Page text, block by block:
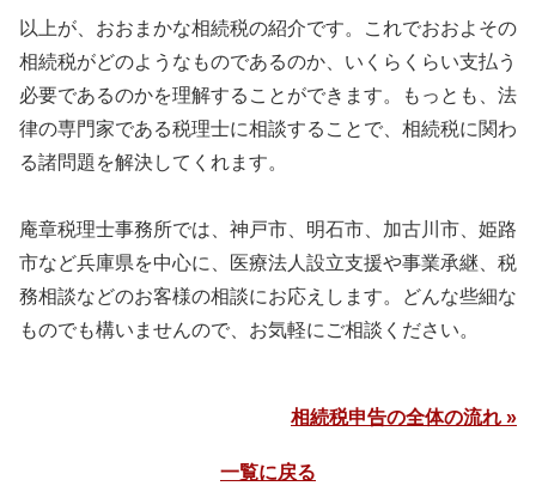
以上が、おおまかな相続税の紹介です。これでおおよその
相続税がどのようなものであるのか、いくらくらい支払う
必要であるのかを理解することができます。もっとも、法
律の専門家である税理士に相談することで、相続税に関わ
る諸問題を解決してくれます。
庵章税理士事務所では、神戸市、明石市、加古川市、姫路
市など兵庫県を中心に、医療法人設立支援や事業承継、税
務相談などのお客様の相談にお応えします。どんな些細な
ものでも構いませんので、お気軽にご相談ください。
相続税申告の全体の流れ »
一覧に戻る